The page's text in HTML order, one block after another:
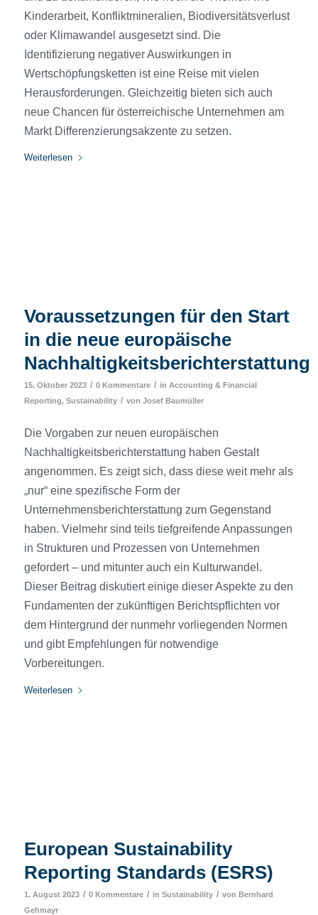
Kinderarbeit, Konfliktmineralien, Biodiversitätsverlust
oder Klimawandel ausgesetzt sind. Die
Identifizierung negativer Auswirkungen in
Wertschöpfungsketten ist eine Reise mit vielen
Herausforderungen. Gleichzeitig bieten sich auch
neue Chancen für österreichische Unternehmen am
Markt Differenzierungsakzente zu setzen.
Weiterlesen
Voraussetzungen für den Start
in die neue europäische
Nachhaltigkeitsberichterstattung
15. Oktober 2023 / 0 Kommentare / in Accounting & Financial
Reporting, Sustainability / von Josef Baumüller
Die Vorgaben zur neuen europäischen
Nachhaltigkeitsberichterstattung haben Gestalt
angenommen. Es zeigt sich, dass diese weit mehr als
„nur“ eine spezifische Form der
Unternehmensberichterstattung zum Gegenstand
haben. Vielmehr sind teils tiefgreifende Anpassungen
in Strukturen und Prozessen von Unternehmen
gefordert – und mitunter auch ein Kulturwandel.
Dieser Beitrag diskutiert einige dieser Aspekte zu den
Fundamenten der zukünftigen Berichts­pflichten vor
dem Hintergrund der nunmehr vorliegenden Normen
und gibt Empfehlungen für notwendige
Vorbereitungen.
Weiterlesen
European Sustainability
Reporting Standards (ESRS)
1. August 2023 / 0 Kommentare / in Sustainability / von Bernhard
Gehmayr